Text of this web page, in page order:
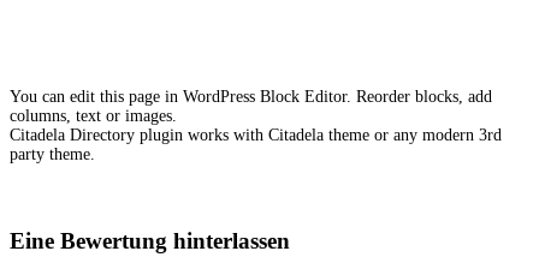
You can edit this page in WordPress Block Editor. Reorder blocks, add
columns, text or images.
Citadela Directory plugin works with Citadela theme or any modern 3rd
party theme.
Eine Bewertung hinterlassen